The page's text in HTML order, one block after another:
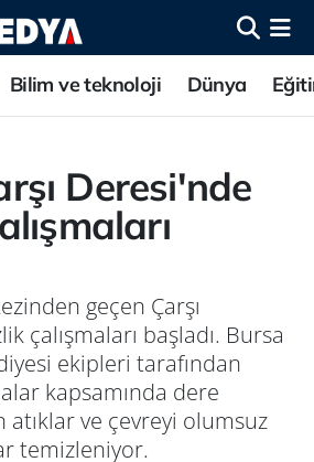
Bilim ve teknoloji Dünya
Deresi'nde
geçen Çarşı
çalışmaları başladı. Bursa
ekipleri tarafından
kapsamında dere
atıklar ve çevreyi olumsuz
temizleniyor.